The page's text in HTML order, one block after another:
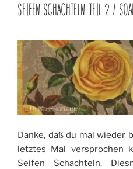
AM
SEIFEN SCHACHTELN TEIL 2 /
Danke, daß du mal wieder
letztes Mal versprochen
Seifen Schachteln.